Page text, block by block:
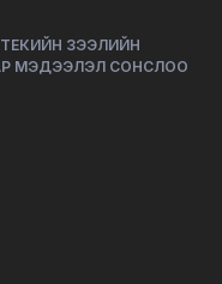
ЗЭЭЛИЙН
МЭДЭЭЛЭЛ СОНСЛОО